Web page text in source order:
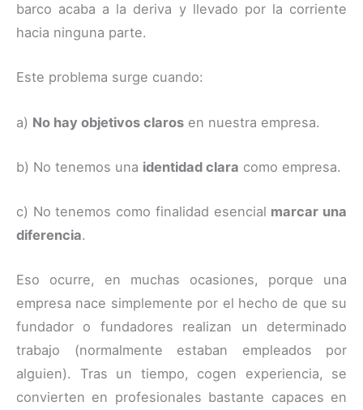
barco acaba a la deriva y llevado por la corriente
hacia ninguna parte.
Este problema surge cuando:
a) No hay objetivos claros en nuestra empresa.
b) No tenemos una identidad clara como empresa.
c) No tenemos como finalidad esencial marcar una
diferencia.
Eso ocurre, en muchas ocasiones, porque una
empresa nace simplemente por el hecho de que su
fundador o fundadores realizan un determinado
trabajo (normalmente estaban empleados por
alguien). Tras un tiempo, cogen experiencia, se
convierten en profesionales bastante capaces en